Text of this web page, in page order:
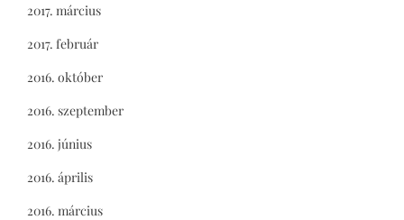
2017. március
2017. február
2016. október
2016. szeptember
2016. június
2016. április
2016. március